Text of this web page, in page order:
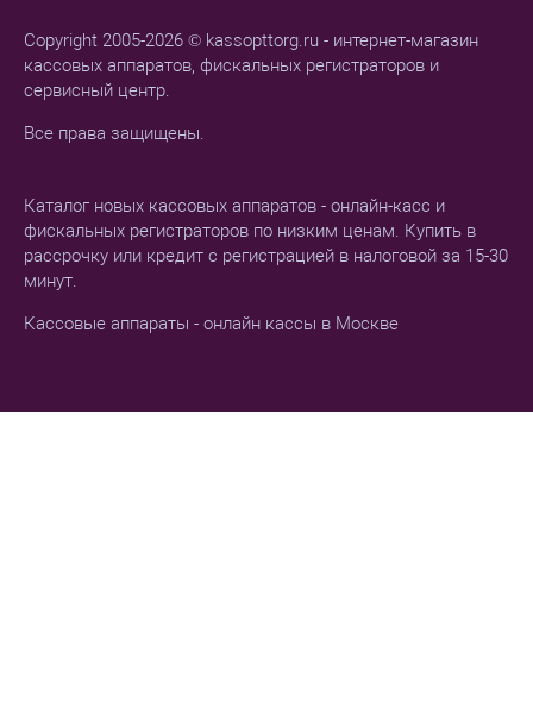
Copyright 2005-2026 © kassopttorg.ru - интернет-магазин
кассовых аппаратов, фискальных регистраторов и
сервисный центр.
Все права защищены.
Каталог новых кассовых аппаратов - онлайн-касс и
фискальных регистраторов по низким ценам. Купить в
рассрочку или кредит с регистрацией в налоговой за 15-30
минут.
Кассовые аппараты - онлайн кассы в Москве